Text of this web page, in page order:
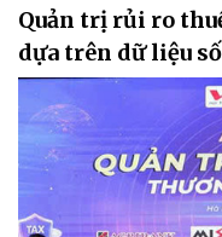
Quản trị rủi ro
dựa trên dữ liệu số